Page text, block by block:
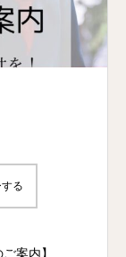
る
案内】